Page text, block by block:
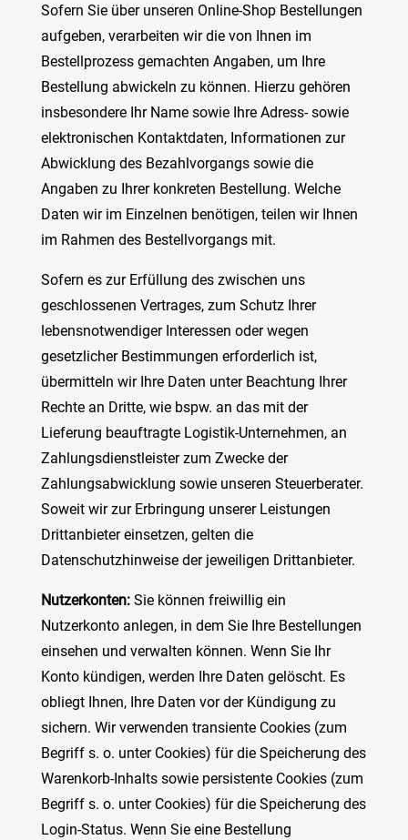
Sofern Sie über unseren Online-Shop Bestellungen
aufgeben, verarbeiten wir die von Ihnen im
Bestellprozess gemachten Angaben, um Ihre
Bestellung abwickeln zu können. Hierzu gehören
insbesondere Ihr Name sowie Ihre Adress- sowie
elektronischen Kontaktdaten, Informationen zur
Abwicklung des Bezahlvorgangs sowie die
Angaben zu Ihrer konkreten Bestellung. Welche
Daten wir im Einzelnen benötigen, teilen wir Ihnen
im Rahmen des Bestellvorgangs mit.
Sofern es zur Erfüllung des zwischen uns
geschlossenen Vertrages, zum Schutz Ihrer
lebensnotwendiger Interessen oder wegen
gesetzlicher Bestimmungen erforderlich ist,
übermitteln wir Ihre Daten unter Beachtung Ihrer
Rechte an Dritte, wie bspw. an das mit der
Lieferung beauftragte Logistik-Unternehmen, an
Zahlungsdienstleister zum Zwecke der
Zahlungsabwicklung sowie unseren Steuerberater.
Soweit wir zur Erbringung unserer Leistungen
Drittanbieter einsetzen, gelten die
Datenschutzhinweise der jeweiligen Drittanbieter.
Nutzerkonten:Sie können freiwillig ein
Nutzerkonto anlegen, in dem Sie Ihre Bestellungen
einsehen und verwalten können. Wenn Sie Ihr
Konto kündigen, werden Ihre Daten gelöscht. Es
obliegt Ihnen, Ihre Daten vor der Kündigung zu
sichern. Wir verwenden transiente Cookies (zum
Begriff s. o. unter Cookies) für die Speicherung des
Warenkorb-Inhalts sowie persistente Cookies (zum
Begriff s. o. unter Cookies) für die Speicherung des
Login-Status. Wenn Sie eine Bestellung